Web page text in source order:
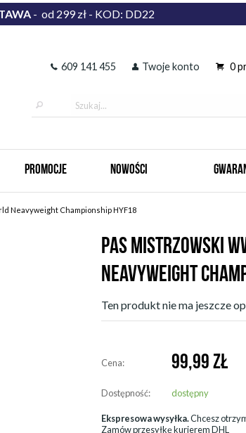
- od 299 zł - KOD: DD22
609 141 455 Twoje konto 0
PROMOCJE NOWOŚCI
Neavyweight Championship HYF18
PAS MISTRZOWSKI
NEAVYWEIGHT
Ten produkt nie ma jeszcze
Cena: 99,99 ZŁ
Dostępność: dostępny
Ekspresowa wysyłka.Chcesz
Zamów przesyłkę kurierem DHL